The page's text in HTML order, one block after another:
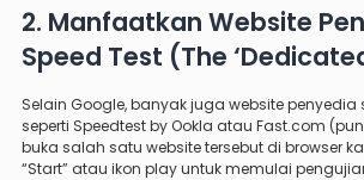
2. Manfaatkan Website
Speed Test (The
Selain Google, banyak juga website penyedia
seperti Speedtest by Ookla atau Fast.com
buka salah satu website tersebut di browser
“Start” atau ikon play untuk memulai